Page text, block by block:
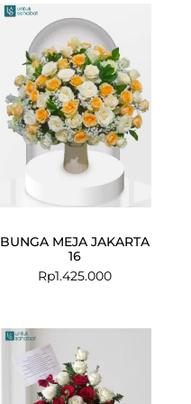
BUNGA MEJA JAKARTA
16
Rp1.425.000